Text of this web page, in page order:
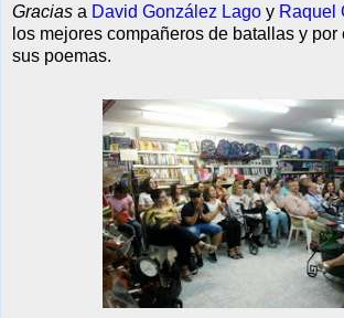
Gracias a David González Lago y Raquel
los mejores compañeros de batallas y
sus poemas.